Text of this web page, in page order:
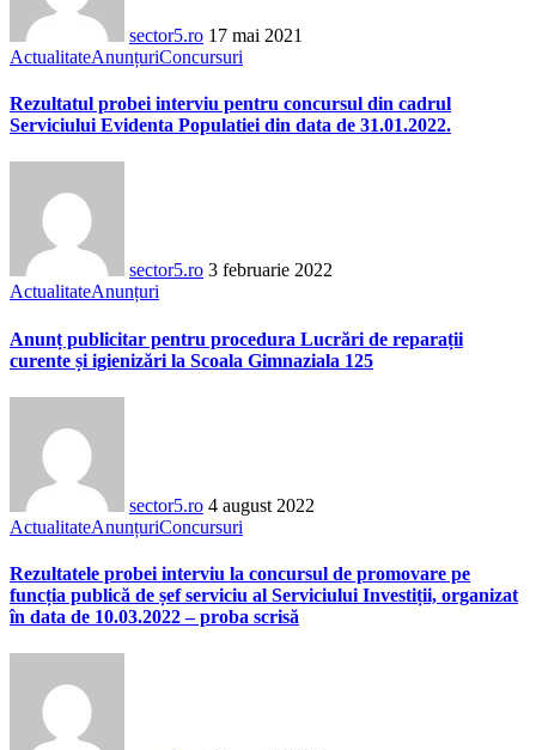
sector5.ro 17 mai 2021
ActualitateAnunțuriConcursuri
Rezultatul probei interviu pentru concursul din cadrul
Serviciului Evidenta Populatiei din data de 31.01.2022.
sector5.ro 3 februarie 2022
ActualitateAnunțuri
Anunț publicitar pentru procedura Lucrări de reparații
curente și igienizări la Scoala Gimnaziala 125
sector5.ro 4 august 2022
ActualitateAnunțuriConcursuri
Rezultatele probei interviu la concursul de promovare pe
funcția publică de șef serviciu al Serviciului Investiții, organizat
în data de 10.03.2022 – proba scrisă